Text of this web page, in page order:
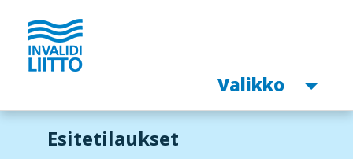
Hyppää
pääsisältöön
Avaa
Valikko
Esitetilaukset